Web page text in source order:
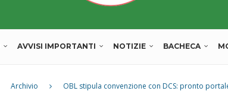
AVVISI IMPORTANTI NOTIZIE BACHECA
Archivio OBL stipula convenzione con DCS: pronto